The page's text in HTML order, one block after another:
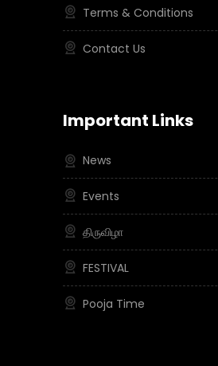
Terms & Conditions
Contact Us
Important Links
News
Events
திருவிழா
FESTIVAL
Pooja Time